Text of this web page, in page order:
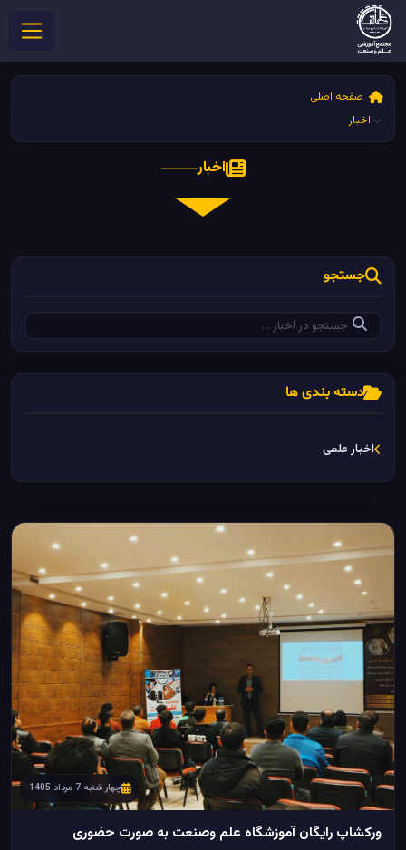
صفحه اصلی
اخبار
اخبار
جستجو
دسته بندی ها
اخبار علمی
چهار شنبه 7 مرداد 1405
ورکشاپ رایگان آموزشگاه علم وصنعت به صورت حضوری